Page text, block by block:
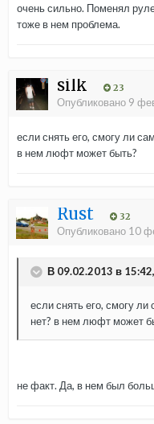
очень сильно. Поменял
тоже в нем проблема.
silk 23
Опубликовано 9
если снять его, смогу ли
в нем люфт может быть?
Rust 32
Опубликовано 10
В 09.02.2013 в
если снять его, смогу
нет? в нем люфт может
не факт. Да, в нем был